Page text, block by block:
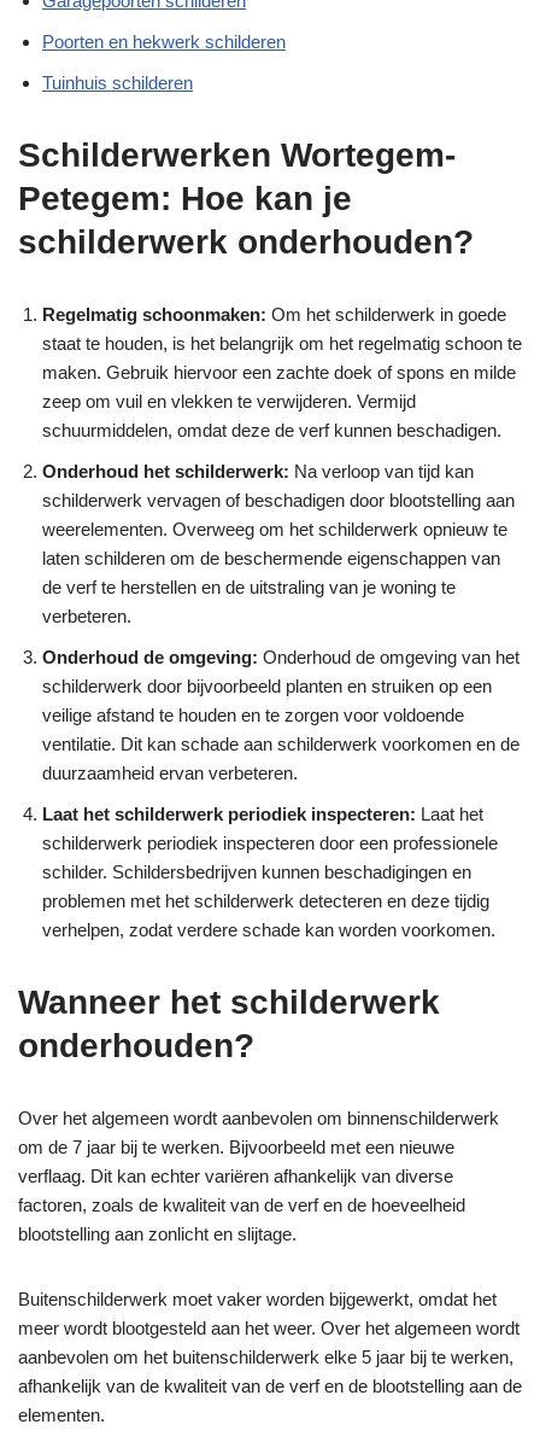
Poorten en hekwerk schilderen
Tuinhuis schilderen
Schilderwerken Wortegem-
Petegem: Hoe kan je
schilderwerk onderhouden?
Regelmatig schoonmaken: Om het schilderwerk in goede
staat te houden, is het belangrijk om het regelmatig schoon te
maken. Gebruik hiervoor een zachte doek of spons en milde
zeep om vuil en vlekken te verwijderen. Vermijd
schuurmiddelen, omdat deze de verf kunnen beschadigen.
Onderhoud het schilderwerk: Na verloop van tijd kan
schilderwerk vervagen of beschadigen door blootstelling aan
weerelementen. Overweeg om het schilderwerk opnieuw te
laten schilderen om de beschermende eigenschappen van
de verf te herstellen en de uitstraling van je woning te
verbeteren.
Onderhoud de omgeving: Onderhoud de omgeving van het
schilderwerk door bijvoorbeeld planten en struiken op een
veilige afstand te houden en te zorgen voor voldoende
ventilatie. Dit kan schade aan schilderwerk voorkomen en de
duurzaamheid ervan verbeteren.
Laat het schilderwerk periodiek inspecteren: Laat het
schilderwerk periodiek inspecteren door een professionele
schilder. Schildersbedrijven kunnen beschadigingen en
problemen met het schilderwerk detecteren en deze tijdig
verhelpen, zodat verdere schade kan worden voorkomen.
Wanneer het schilderwerk
onderhouden?
Over het algemeen wordt aanbevolen om binnenschilderwerk
om de 7 jaar bij te werken. Bijvoorbeeld met een nieuwe
verflaag. Dit kan echter variëren afhankelijk van diverse
factoren, zoals de kwaliteit van de verf en de hoeveelheid
blootstelling aan zonlicht en slijtage.
Buitenschilderwerk moet vaker worden bijgewerkt, omdat het
meer wordt blootgesteld aan het weer. Over het algemeen wordt
aanbevolen om het buitenschilderwerk elke 5 jaar bij te werken,
afhankelijk van de kwaliteit van de verf en de blootstelling aan de
elementen.